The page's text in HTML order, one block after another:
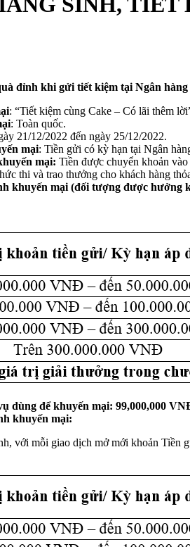
đỉnh khi gửi tiết kiệm tại Ngân
: “Tiết kiệm cùng Cake – Có lãi thêm
: Toàn quốc.
21/12/2022 đến ngày 25/12/2022.
mại: Tiền gửi có kỳ hạn tại Ngân
mại: Tiền được chuyển khoản
thi và trao thưởng cho khách hàng
khuyến mại (đối tượng được hưởng
dùng để khuyến mại: 99,000,000
khuyến mại:
với mỗi giao dịch mở mới khoản